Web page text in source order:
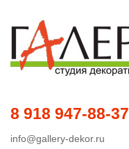
8 918 947-88-37
info@gallery-dekor.ru